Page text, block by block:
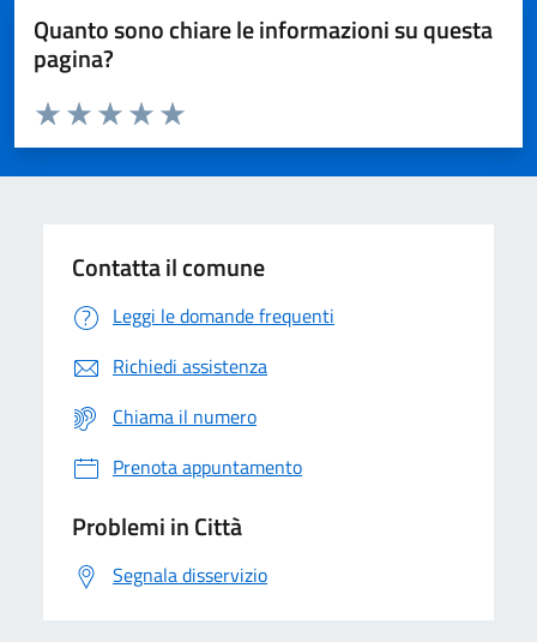
Quanto sono chiare le informazioni su questa
pagina?
Domanda
Valuta da 1 a 5 stelle la pagina
Valuta 5 stelle su 5
Valuta 4 stelle su 5
Valuta 3 stelle su 5
Valuta 2 stelle su 5
Valuta 1 stelle su 5
Contatta il comune
Leggi le domande frequenti
Richiedi assistenza
Chiama il numero
Prenota appuntamento
Problemi in Città
Segnala disservizio